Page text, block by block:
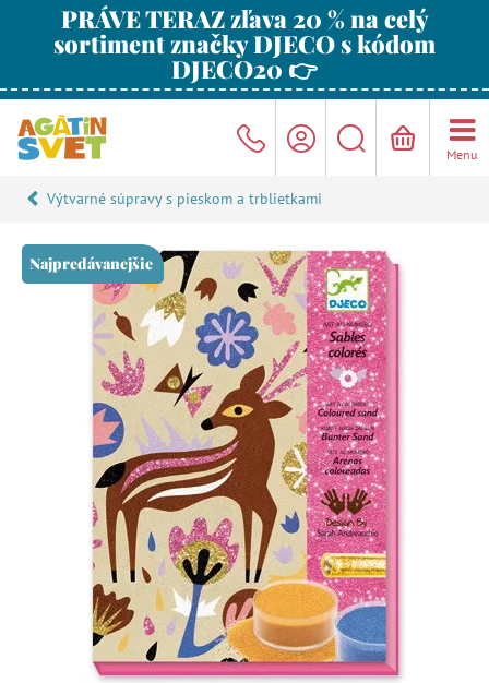
PRÁVE TERAZ zľava 20 % na celý
sortiment značky DJECO s kódom
DJECO20 👉
Menu
Výtvarné súpravy s pieskom a trblietkami
Najpredávanejšie